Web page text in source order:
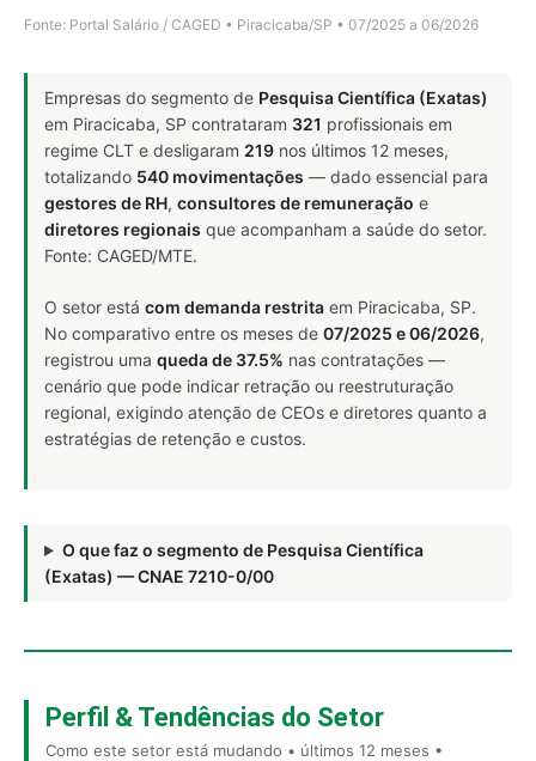
Fonte: Portal Salário / CAGED • Piracicaba/SP • 07/2025 a 06/2026
Empresas do segmento de Pesquisa Científica (Exatas)
em Piracicaba, SP contrataram 321 profissionais em
regime CLT e desligaram 219 nos últimos 12 meses,
totalizando 540 movimentações — dado essencial para
gestores de RH, consultores de remuneração e
diretores regionais que acompanham a saúde do setor.
Fonte: CAGED/MTE.
O setor está com demanda restrita em Piracicaba, SP.
No comparativo entre os meses de 07/2025 e 06/2026,
registrou uma queda de 37.5% nas contratações —
cenário que pode indicar retração ou reestruturação
regional, exigindo atenção de CEOs e diretores quanto a
estratégias de retenção e custos.
O que faz o segmento de Pesquisa Científica
(Exatas) — CNAE 7210-0/00
Perfil & Tendências do Setor
Como este setor está mudando • últimos 12 meses •